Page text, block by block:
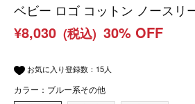
ベビー ロゴ コットン ノースリ
¥8,030 (税込) 30% OFF
お気に入り登録数： 15人
カラー：ブルー系その他